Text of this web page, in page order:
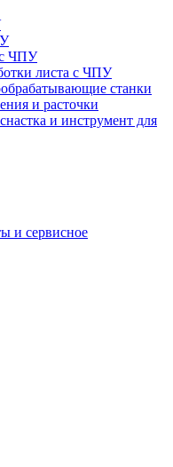
ЧПУ
листа с ЧПУ
станки
и расточки
и инструмент для
и сервисное